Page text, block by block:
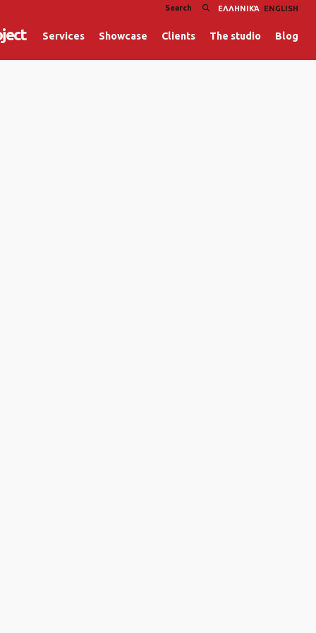
ΕΛΛΗΝΙΚΆ ENGLISH
Services Showcase Clients The studio Blog